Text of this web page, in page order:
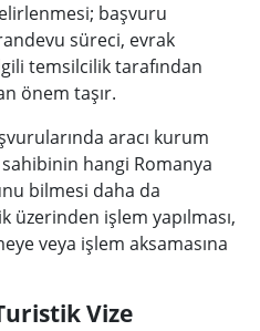
başvuru
süreci, evrak
temsilcilik tarafından
önem taşır.
aracı kurum
hangi Romanya
bilmesi daha da
üzerinden işlem yapılması,
veya işlem aksamasına
Vize